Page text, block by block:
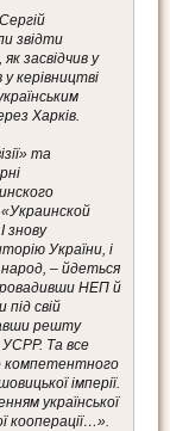
звідти
засвідчив у
у керівництві
Харків.
та
знову
України, і
народ, – йдеться
НЕП й
свій
решту
Та все
компетентного
імперії.
української
кооперації…».